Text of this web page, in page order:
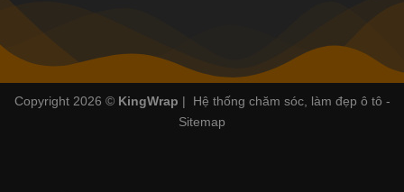
Copyright 2026 © KingWrap | Hệ thống chăm sóc, làm đẹp ô tô -
Sitemap